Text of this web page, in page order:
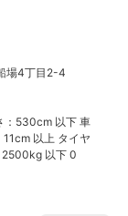
場4丁目2-4
：530cm 以下 車
以上 タイヤ
2500kg 以下 0